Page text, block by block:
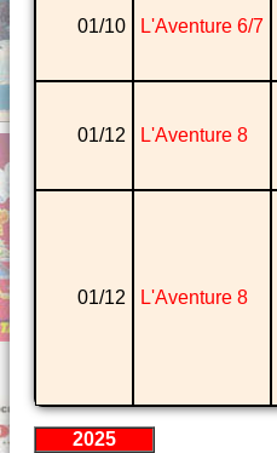
01/10 L'Aventure 6/7
01/12 L'Aventure 8
01/12 L'Aventure 8
2025